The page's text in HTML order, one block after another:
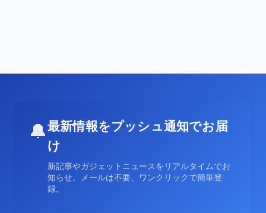
🔔最新情報をプッシュ通知でお届
け
新記事やガジェットニュースをリアルタイムでお
知らせ。メールは不要、ワンクリックで簡単登
録。